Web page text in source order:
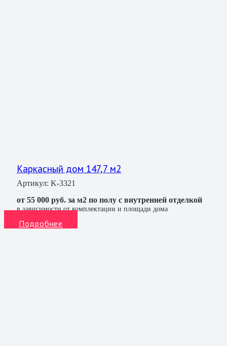
Каркасный дом 147,7 м2
Артикул: K-3321
от 55 000 руб. за м2 по полу с внутренней отделкой
в зависимости от комплектации и площади дома
Подробнее